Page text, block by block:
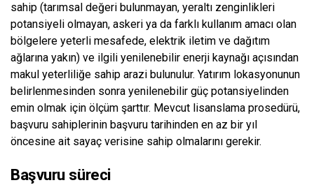
sahip (tarımsal değeri bulunmayan, yeraltı zenginlikleri
potansiyeli olmayan, askeri ya da farklı kullanım amacı olan
bölgelere yeterli mesafede, elektrik iletim ve dağıtım
ağlarına yakın) ve ilgili yenilenebilir enerji kaynağı açısından
makul yeterliliğe sahip arazi bulunulur. Yatırım lokasyonunun
belirlenmesinden sonra yenilenebilir güç potansiyelinden
emin olmak için ölçüm şarttır. Mevcut lisanslama prosedürü,
başvuru sahiplerinin başvuru tarihinden en az bir yıl
öncesine ait sayaç verisine sahip olmalarını gerekir.
Başvuru süreci